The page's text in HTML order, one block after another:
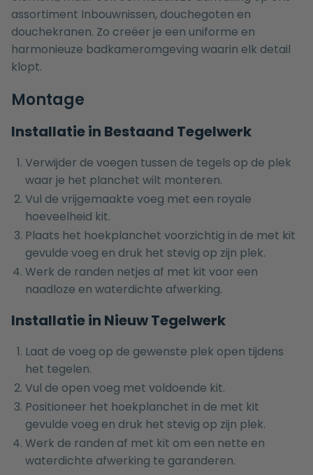
assortiment Inbouwnissen, douchegoten en
douchekranen. Zo creëer je een uniforme en
harmonieuze badkameromgeving waarin elk detail
klopt.
Montage
Installatie in Bestaand Tegelwerk
Verwijder de voegen tussen de tegels op de plek
waar je het planchet wilt monteren.
Vul de vrijgemaakte voeg met een royale
hoeveelheid kit.
Plaats het hoekplanchet voorzichtig in de met kit
gevulde voeg en druk het stevig op zijn plek.
Werk de randen netjes af met kit voor een
naadloze en waterdichte afwerking.
Installatie in Nieuw Tegelwerk
Laat de voeg op de gewenste plek open tijdens
het tegelen.
Vul de open voeg met voldoende kit.
Positioneer het hoekplanchet in de met kit
gevulde voeg en druk het stevig op zijn plek.
Werk de randen af met kit om een nette en
waterdichte afwerking te garanderen.